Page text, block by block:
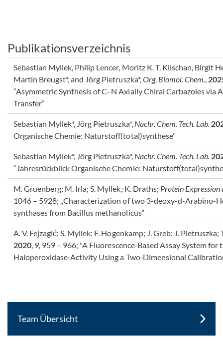
Publikationsverzeichnis
Sebastian Myllek, Philip Lencer, Moritz K. T. Klischan, Birgit
Martin Breugst*, and Jörg Pietruszka*,Org. Biomol. Chem.,
“Asymmetric Synthesis of C–N Axially Chiral Carbazoles
Transfer”
Sebastian Myllek*, Jörg Pietruszka*,Nachr. Chem. Tech. Lab.
Organische Chemie: Naturstoff(total)synthese"
Sebastian Myllek*, Jörg Pietruszka*,Nachr. Chem. Tech. Lab.
“Jahresrückblick Organische Chemie:
M. Gruenberg; M. Irla; S. Myllek; K. Draths; Protein
1046 – 5928; „Characterization of two 3-deoxy-d-Arabino-
synthases from Bacillus methanolicus“
A. V. Fejzagić; S. Myllek; F. Hogenkamp; J. Greb; J. Pietruszka;
2020, 9, 959 – 966; "A Fluorescence‐Based Assay System
Haloperoxidase‐Activity Using a Two‐Dimensional
Team Übersicht